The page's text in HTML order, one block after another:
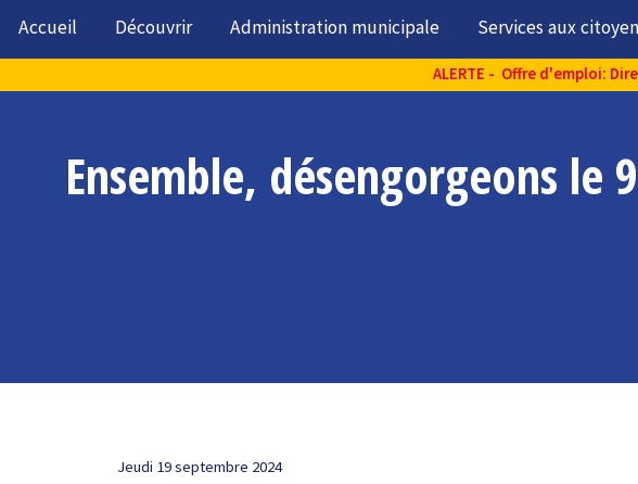
Accueil Découvrir Administration municipale Services aux
ALERTE - Offre d'emploi:
Ensemble, désengorgeons le
Jeudi 19 septembre 2024